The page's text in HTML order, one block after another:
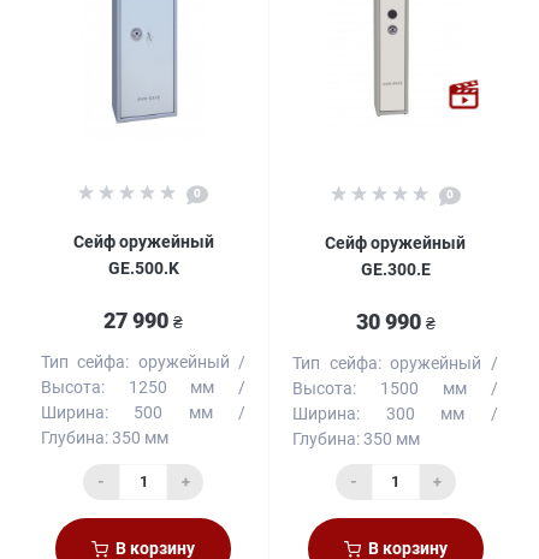
0
Сейф оружейный
GE.500.K
27 990 ₴
Тип сейфа: оружейный
Высота:
1250 мм
Ширина:
500 мм
Глубина:350 мм
- +
В корзину
0
Сейф оружейный
GE.300.E
30 990 ₴
Тип сейфа: оружейный
Высота:
1500 мм
Ширина:
300 мм
Глубина:350 мм
- +
В корзину